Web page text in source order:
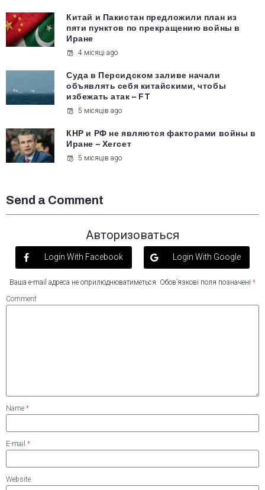
Китай и Пакистан предложили план из
пяти пунктов по прекращению войны в
Иране
4 місяці ago
Суда в Персидском заливе начали
объявлять себя китайскими, чтобы
избежать атак – FT
5 місяців ago
КНР и РФ не являются факторами войны в
Иране – Хегсет
5 місяців ago
Send a Comment
Авторизоваться
Login With Facebook Login With Google
Ваша e-mail адреса не оприлюднюватиметься. Обов’язкові поля позначені *
Comment
Name *
E-mail *
Website